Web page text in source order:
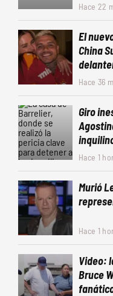
Hace 22
El
China
Hace 36
Giro
Hace 1
Murió
Hace 1
Video:
Bruce